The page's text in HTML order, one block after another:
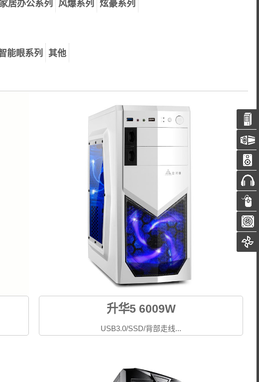
家居办公系列 风爆系列 炫豪系列
能眼系列 其他
升华5 6009W
USB3.0/SSD/背部走线...